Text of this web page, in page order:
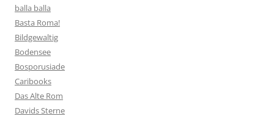
balla balla
Basta Roma!
Bildgewaltig
Bodensee
Bosporusiade
Caribooks
Das Alte Rom
Davids Sterne